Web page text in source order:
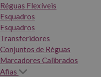
Réguas Flexíveis
Esquadros
Esquadros
Transferidores
Conjuntos de Réguas
Marcadores Calibrados
Afias